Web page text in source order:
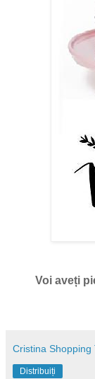
Voi aveți
Cristina Shopping
Distribuiți